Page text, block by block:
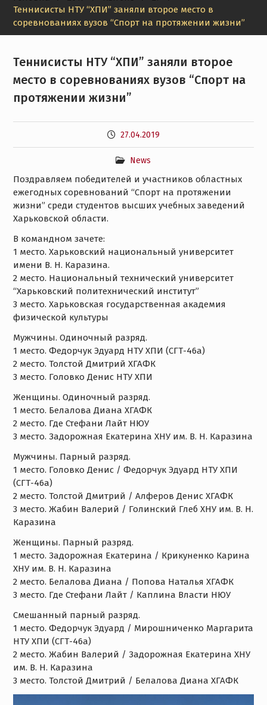
Теннисисты НТУ “ХПИ” заняли второе место в
соревнованиях вузов “Спорт на протяжении жизни”
Теннисисты НТУ “ХПИ” заняли второе
место в соревнованиях вузов “Спорт на
протяжении жизни”
27.04.2019
News
Поздравляем победителей и участников областных
ежегодных соревнований “Спорт на протяжении
жизни” среди студентов высших учебных заведений
Харьковской области.
В командном зачете:
1 место. Харьковский национальный университет
имени В. Н. Каразина.
2 место. Национальный технический университет
“Харьковский политехнический институт”
3 место. Харьковская государственная академия
физической культуры
Мужчины. Одиночный разряд.
1 место. Федорчук Эдуард НТУ ХПИ (СГТ-46а)
2 место. Толстой Дмитрий ХГАФК
3 место. Головко Денис НТУ ХПИ
Женщины. Одиночный разряд.
1 место. Белалова Диана ХГАФК
2 место. Где Стефани Лайт НЮУ
3 место. Задорожная Екатерина ХНУ им. В. Н. Каразина
Мужчины. Парный разряд.
1 место. Головко Денис / Федорчук Эдуард НТУ ХПИ
(СГТ-46а)
2 место. Толстой Дмитрий / Алферов Денис ХГАФК
3 место. Жабин Валерий / Голинский Глеб ХНУ им. В. Н.
Каразина
Женщины. Парный разряд.
1 место. Задорожная Екатерина / Крикуненко Карина
ХНУ им. В. Н. Каразина
2 место. Белалова Диана / Попова Наталья ХГАФК
3 место. Где Стефани Лайт / Каплина Власти НЮУ
Смешанный парный разряд.
1 место. Федорчук Эдуард / Мирошниченко Маргарита
НТУ ХПИ (СГТ-46а)
2 место. Жабин Валерий / Задорожная Екатерина ХНУ
им. В. Н. Каразина
3 место. Толстой Дмитрий / Белалова Диана ХГАФК